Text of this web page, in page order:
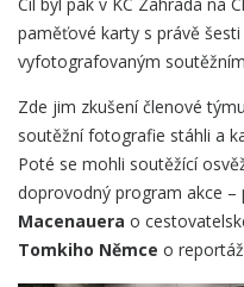
paměťové karty s právě
vyfotografovaným
Zde jim zkušení členové
soutěžní fotografie stáhli a
Poté se mohli soutěžící
doprovodný program akce
Macenauera o
Tomkiho Němce o